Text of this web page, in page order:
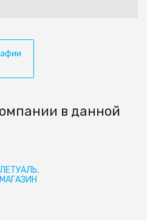
в данной
ЛЕТУАЛЬ,
МАГАЗИН